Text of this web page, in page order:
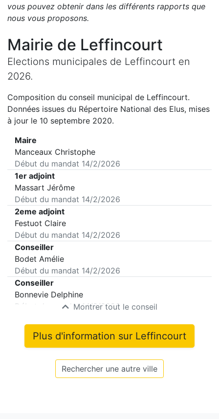
vous pouvez obtenir dans les différents rapports que
nous vous proposons.
Mairie de Leffincourt
Elections municipales de Leffincourt en
2026.
Composition du conseil municipal de Leffincourt.
Données issues du Répertoire National des Elus, mises
à jour le 10 septembre 2020.
Maire
Manceaux Christophe
Début du mandat 14/2/2026
1er adjoint
Massart Jérôme
Début du mandat 14/2/2026
2eme adjoint
Festuot Claire
Début du mandat 14/2/2026
Conseiller
Bodet Amélie
Début du mandat 14/2/2026
Conseiller
Bonnevie Delphine
Début du mandat14/2/2026
Montrer tout le conseil
Plus d'information sur Leffincourt
Rechercher une autre ville